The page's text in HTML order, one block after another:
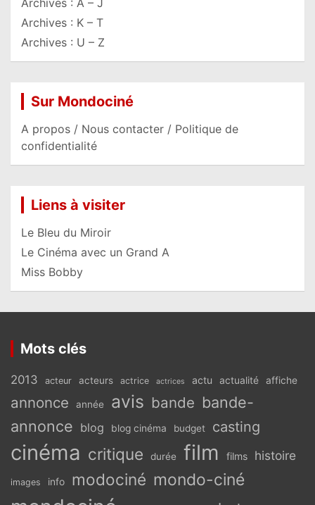
Archives : K – T
Archives : U – Z
Sur Mondociné
A propos / Nous contacter / Politique de
confidentialité
Liens à visiter
Le Bleu du Miroir
Le Cinéma avec un Grand A
Miss Bobby
Mots clés
2013 acteur acteurs actrice actrices actu actualité affiche
annonce année avis bande bande-
annonce blog blog cinéma budget casting
cinéma critique durée film films histoire
images info modociné mondo-ciné